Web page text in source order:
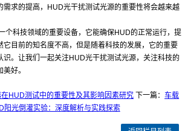
需求的提高，HUD光干扰测试光源的重要性将会越来越
个科技领域的重要设备，它能确保HUD的正常运行，提
它目前的知名度不高，但是随着科技的发展，它的重要
识。让我们一起关注HUD光干扰测试光源，关注科技的
好。
HUD测试中的重要性及其影响因素研究 下一篇：车载
阳光倒灌实验：深度解析与实践探索